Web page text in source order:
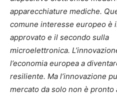
apparecchiature mediche.
comune interesse europeo è
approvato e il secondo sulla
microelettronica.
l’economia europea a
resiliente. Ma l’innovazione
mercato da solo non è pronto